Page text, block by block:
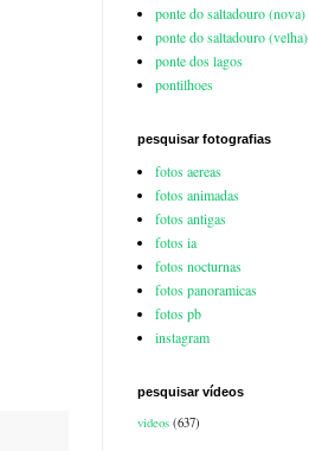
ponte do saltadouro (nova)
ponte do saltadouro (velha)
ponte dos lagos
pontilhoes
pesquisar fotografias
fotos aereas
fotos animadas
fotos antigas
fotos ia
fotos nocturnas
fotos panoramicas
fotos pb
instagram
pesquisar vídeos
videos (637)